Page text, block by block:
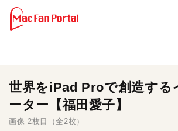
世界をiPad Proで創造する
ーター【福田愛子】
画像 2枚目（全2枚）